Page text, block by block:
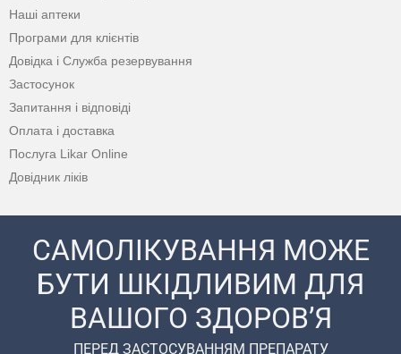
Наші аптеки
Програми для клієнтів
Довідка і Служба резервування
Застосунок
Запитання і відповіді
Оплата і доставка
Послуга Likar Online
Довідник ліків
САМОЛІКУВАННЯ МОЖЕ
БУТИ ШКІДЛИВИМ ДЛЯ
ВАШОГО ЗДОРОВ’Я
ПЕРЕД ЗАСТОСУВАННЯМ ПРЕПАРАТУ